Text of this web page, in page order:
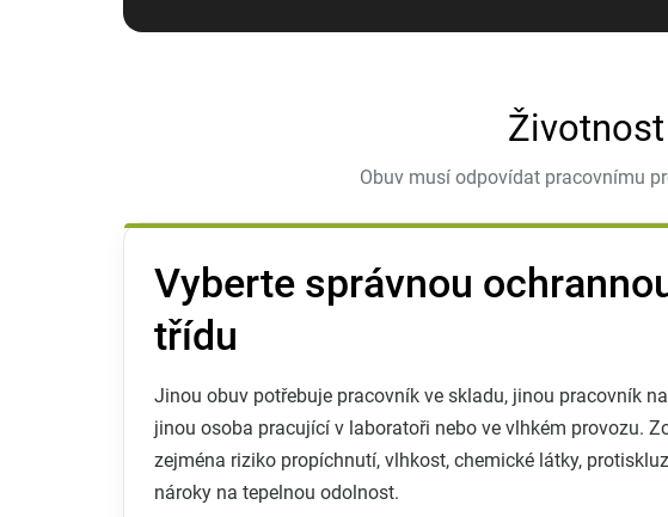
Obuv musí odpovídat pracovnímu
Vyberte správnou
třídu
Jinou obuv potřebuje pracovník ve skladu, jinou pracovník
jinou osoba pracující v laboratoři nebo ve vlhkém provozu.
zejména riziko propíchnutí, vlhkost, chemické látky,
nároky na tepelnou odolnost.